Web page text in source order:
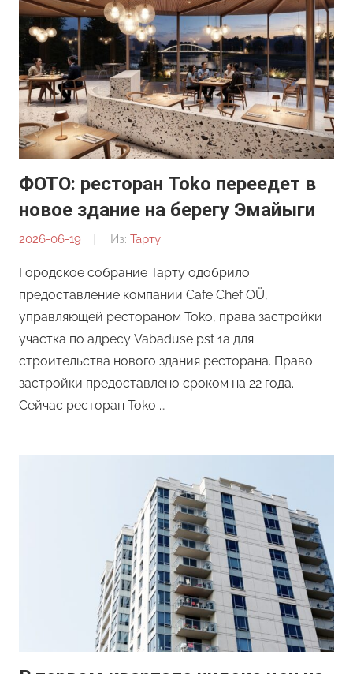
ФОТО: ресторан Toko переедет в
новое здание на берегу Эмайыги
2026-06-19
От:
Из: Тарту
Городское собрание Тарту одобрило
предоставление компании Cafe Chef OÜ,
управляющей рестораном Toko, права застройки
участка по адресу Vabaduse pst 1a для
строительства нового здания ресторана. Право
застройки предоставлено сроком на 22 года.
Сейчас ресторан Toko …